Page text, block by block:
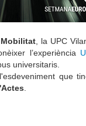
, la UPC
l’experiència
universitaris.
que